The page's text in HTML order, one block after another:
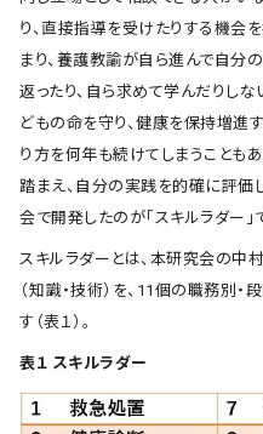
り、直接指導を受けたりする機会
まり、養護教諭が自ら進んで自分
返ったり、自ら求めて学んだりしな
どもの命を守り、健康を保持増進
り方を何年も続けてしまうことも
踏まえ、自分の実践を的確に評価
会で開発したのが「スキルラダー」で
スキルラダーとは、本研究会の中
（知識・技術）を、11個の職務別・
す（表１）。
表１ スキルラダー